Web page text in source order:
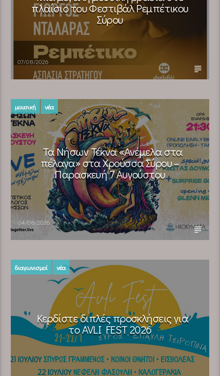
πλαίσιο του Φεστιβάλ Ρεμπέτικου
Σύρου
07/08/2026
μουσική νέα
Τα Νήσων Τέκνα «Ανέμελα στα
πέλαγα» στα Χρούσσα Σύρου –
Παρασκευή 7 Αυγούστου
04/08/2026
διαγωνισμοί νέα
Κερδίστε διπλές προσκλήσεις για
το AVLI FEST 2026